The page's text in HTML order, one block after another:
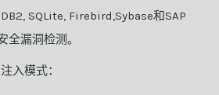
SQLite, Firebird,Sybase和SAP
全漏洞检测。
入模式：